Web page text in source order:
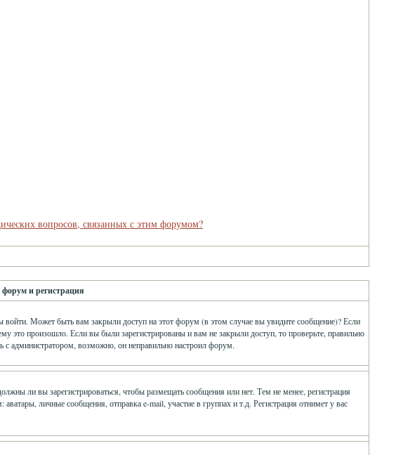
вопросов, связанных с этим форумом?
и регистрация
Может быть вам закрыли доступ на этот форум (в этом случае вы увидите сообщение)? Если
это произошло. Если вы были зарегистрированы и вам не закрыли доступ, то проверьте, правильно
администратором, возможно, он неправильно настроил форум.
ли вы зарегистрироваться, чтобы размещать сообщения или нет. Тем не менее, регистрация
личные сообщения, отправка e-mail, участие в группах и т.д. Регистрация отнимет у вас